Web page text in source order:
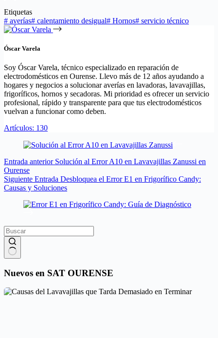
Etiquetas
# averías# calentamiento desigual# Hornos# servicio técnico
Óscar Varela
Soy Óscar Varela, técnico especializado en reparación de
electrodomésticos en Ourense. Llevo más de 12 años ayudando a
hogares y negocios a solucionar averías en lavadoras, lavavajillas,
frigoríficos, hornos y secadoras. Mi prioridad es ofrecer un servicio
profesional, rápido y transparente para que tus electrodomésticos
vuelvan a funcionar como deben.
Artículos: 130
Entrada anterior Solución al Error A10 en Lavavajillas Zanussi en
Ourense
Siguiente Entrada Desbloquea el Error E1 en Frigorífico Candy:
Causas y Soluciones
resultados
Nuevos en SAT OURENSE